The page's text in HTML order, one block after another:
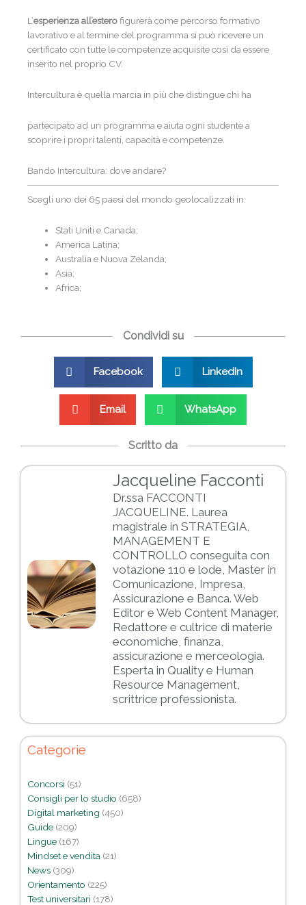
L’esperienza all’esterofigurerà come percorso formativo
lavorativo e al termine del programma si può ricevere un
certificato con tutte le competenze acquisite così da essere
inserito nel proprio CV.
Intercultura è quella marcia in più che distingue chi ha
partecipato ad un programma e aiuta ogni studente a
scoprire i propri talenti, capacità e competenze.
Bando Intercultura: dove andare?
Scegli uno dei 65 paesi del mondo geolocalizzati in:
Stati Uniti e Canada;
America Latina;
Australia e Nuova Zelanda;
Asia;
Africa;
Condividi su
Facebook LinkedIn
Email WhatsApp
Scritto da
Jacqueline Facconti
Dr.ssa FACCONTI
JACQUELINE. Laurea
magistrale in STRATEGIA,
MANAGEMENT E
CONTROLLO conseguita con
votazione 110 e lode, Master in
Comunicazione, Impresa,
Assicurazione e Banca. Web
Editor e Web Content Manager,
Redattore e cultrice di materie
economiche, finanza,
assicurazione e merceologia.
Esperta in Quality e Human
Resource Management,
scrittrice professionista.
Categorie
Concorsi (51)
Consigli per lo studio (658)
Digital marketing (450)
Guide (209)
Lingue (167)
Mindset e vendita (21)
News (309)
Orientamento (225)
Test universitari (178)